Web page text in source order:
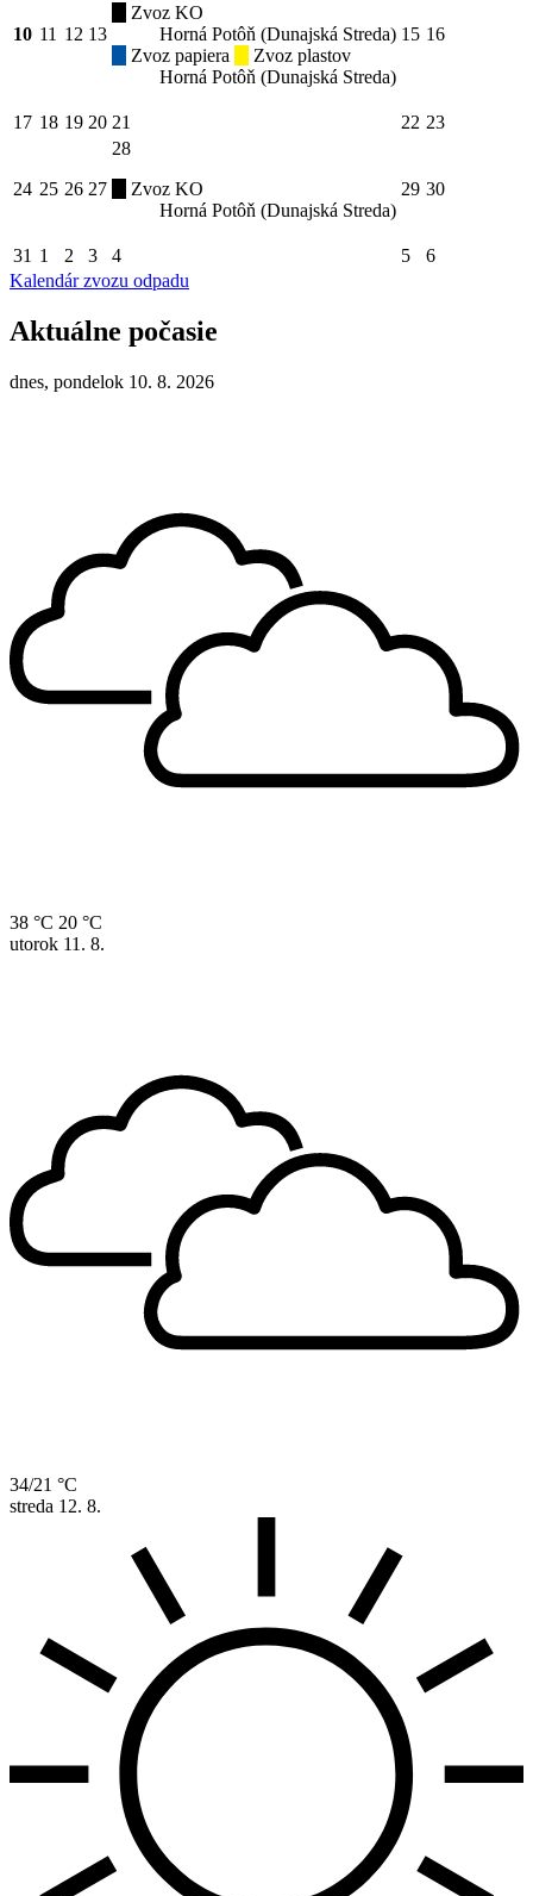
10 11 12 13
Zvoz KO
Horná Potôň (Dunajská Streda)
Zvoz papiera
Zvoz plastov
Horná Potôň (Dunajská Streda)
15 16
17 18 19 20 21 22 23
24 25 26 27
28
Zvoz KO
Horná Potôň (Dunajská Streda)
29 30
31 1 2 3 4 5
6
Kalendár zvozu odpadu
Aktuálne počasie
dnes, pondelok 10. 8. 2026
38 °C 20 °C
utorok 11. 8.
34/21 °C
streda 12. 8.